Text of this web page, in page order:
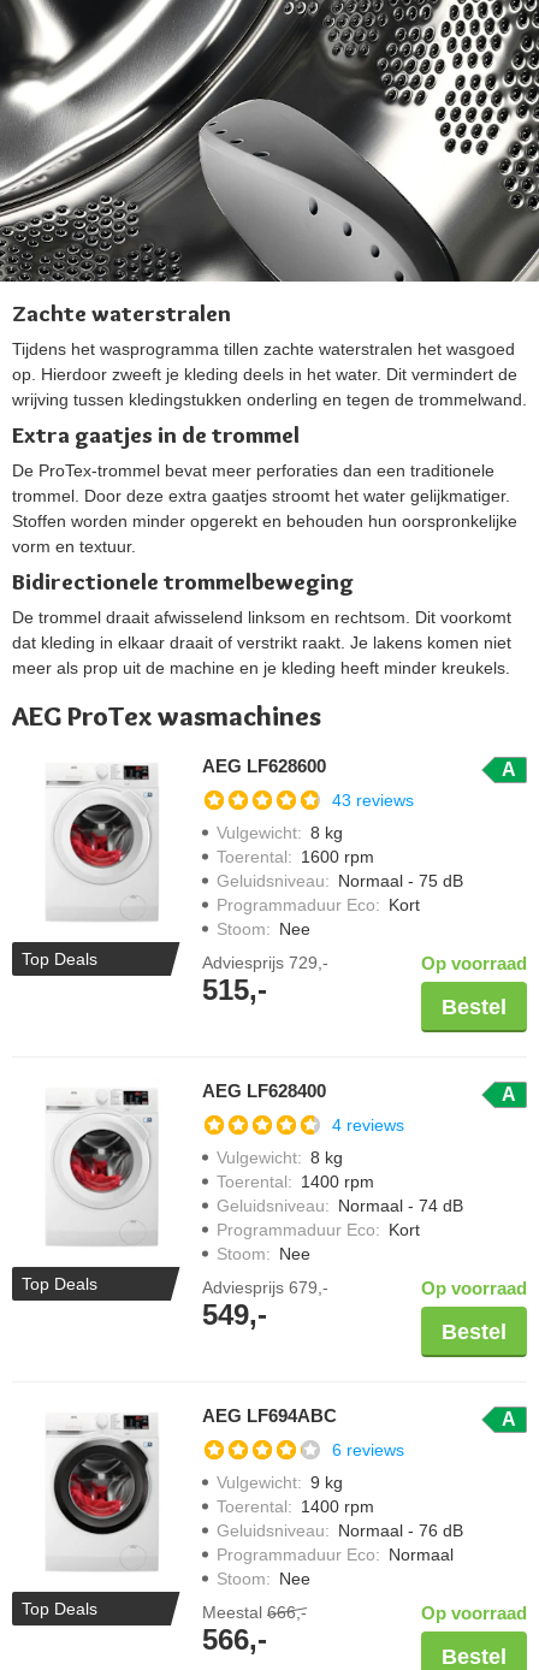
Zachte waterstralen
Tijdens het wasprogramma tillen zachte waterstralen het wasgoed
op. Hierdoor zweeft je kleding deels in het water. Dit vermindert de
wrijving tussen kledingstukken onderling en tegen de trommelwand.
Extra gaatjes in de trommel
De ProTex-trommel bevat meer perforaties dan een traditionele
trommel. Door deze extra gaatjes stroomt het water gelijkmatiger.
Stoffen worden minder opgerekt en behouden hun oorspronkelijke
vorm en textuur.
Bidirectionele trommelbeweging
De trommel draait afwisselend linksom en rechtsom. Dit voorkomt
dat kleding in elkaar draait of verstrikt raakt. Je lakens komen niet
meer als prop uit de machine en je kleding heeft minder kreukels.
AEG ProTex wasmachines
Top Deals
AEG LF628600 A
43 reviews
Vulgewicht: 8 kg
Toerental: 1600 rpm
Geluidsniveau: Normaal - 75 dB
Programmaduur Eco: Kort
Stoom: Nee
Adviesprijs 729,-
515,-
Op voorraad
Bestel
Top Deals
AEG LF628400 A
4 reviews
Vulgewicht: 8 kg
Toerental: 1400 rpm
Geluidsniveau: Normaal - 74 dB
Programmaduur Eco: Kort
Stoom: Nee
Adviesprijs 679,-
549,-
Op voorraad
Bestel
Top Deals
AEG LF694ABC A
6 reviews
Vulgewicht: 9 kg
Toerental: 1400 rpm
Geluidsniveau: Normaal - 76 dB
Programmaduur Eco: Normaal
Stoom: Nee
Meestal 666,-
566,-
Op voorraad
Bestel